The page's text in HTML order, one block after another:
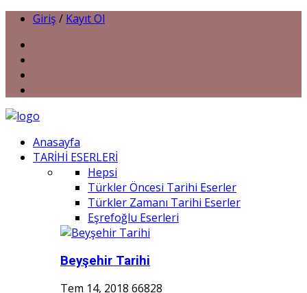
Giriş / Kayıt Ol
Anasayfa
TARİHİ ESERLERİ
Hepsi
Türkler Öncesi Tarihi Eserler
Türkler Zamanı Tarihi Eserler
Eşrefoğlu Eserleri
Beyşehir Tarihi
Tem 14, 2018 66828